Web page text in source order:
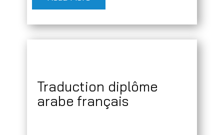
Traduction diplôme
arabe français